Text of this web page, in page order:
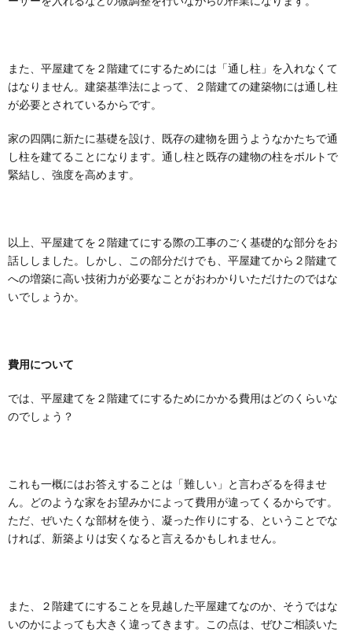
また、平屋建てを２階建てにするためには「通し柱」を入れなくて
はなりません。建築基準法によって、２階建ての建築物には通し柱
が必要とされているからです。
家の四隅に新たに基礎を設け、既存の建物を囲うようなかたちで通
し柱を建てることになります。通し柱と既存の建物の柱をボルトで
緊結し、強度を高めます。
以上、平屋建てを２階建てにする際の工事のごく基礎的な部分をお
話ししました。しかし、この部分だけでも、平屋建てから２階建て
への増築に高い技術力が必要なことがおわかりいただけたのではな
いでしょうか。
費用について
では、平屋建てを２階建てにするためにかかる費用はどのくらいな
のでしょう？
これも一概にはお答えすることは「難しい」と言わざるを得ませ
ん。どのような家をお望みかによって費用が違ってくるからです。
ただ、ぜいたくな部材を使う、凝った作りにする、ということでな
ければ、新築よりは安くなると言えるかもしれません。
また、２階建てにすることを見越した平屋建てなのか、そうではな
いのかによっても大きく違ってきます。この点は、ぜひご相談いた